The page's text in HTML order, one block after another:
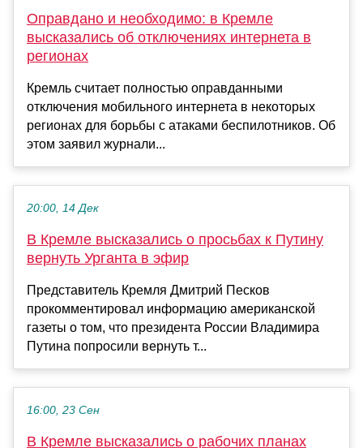
Оправдано и необходимо: в Кремле
высказались об отключениях интернета в
регионах
Кремль считает полностью оправданными
отключения мобильного интернета в некоторых
регионах для борьбы с атаками беспилотников. Об
этом заявил журнали...
20:00, 14 Дек
В Кремле высказались о просьбах к Путину
вернуть Урганта в эфир
Представитель Кремля Дмитрий Песков
прокомментировал информацию американской
газеты о том, что президента России Владимира
Путина попросили вернуть т...
16:00, 23 Сен
В Кремле высказались о рабочих планах